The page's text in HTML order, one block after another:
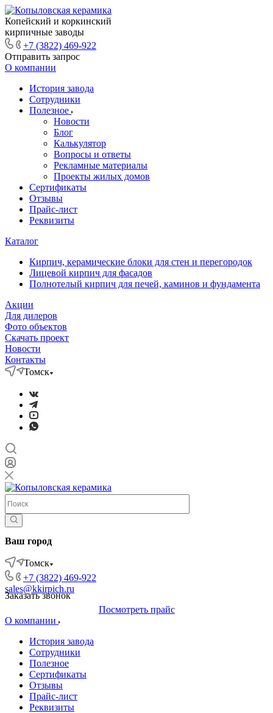
Копейский и коркинский
кирпичные заводы
+7 (3822) 469-922
Отправить запрос
О компании
История завода
Сотрудники
Полезное
Новости
Блог
Калькулятор
Вопросы и ответы
Рекламные материалы
Проекты жилых домов
Сертификаты
Отзывы
Прайс-лист
Реквизиты
Каталог
Кирпич, керамические блоки для стен и перегородок
Лицевой кирпич для фасадов
Полнотелый кирпич для печей, каминов и фундамента
Акции
Для дилеров
Фото объектов
Скачать проект
Новости
Контакты
Томск
Ваш город
Томск
+7 (3822) 469-922
sales@kkirpich.ru
Заказать звонок
Посмотреть прайс
О компании
История завода
Сотрудники
Полезное
Сертификаты
Отзывы
Прайс-лист
Реквизиты